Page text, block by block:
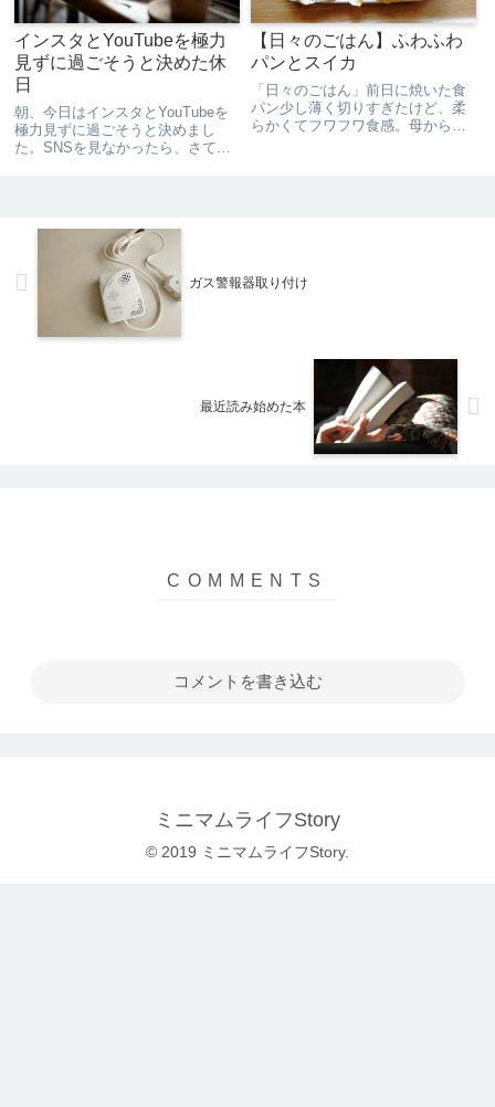
インスタとYouTubeを極力
見ずに過ごそうと決めた休
日
朝、今日はインスタとYouTubeを
極力見ずに過ごそうと決めまし
た。SNSを見なかったら、さて何
マや映画見たり、ぶらぶ...
【日々のごはん】ふわふわ
パンとスイカ
「日々のごはん」前日に焼いた食
パン少し薄く切りすぎたけど、柔
らかくてフワフワ食感。母からも
ガス警報器取り付け
最近読み始めた本
コメントを書き込む
ミニマムライフStory
© 2019 ミニマムライフStory.